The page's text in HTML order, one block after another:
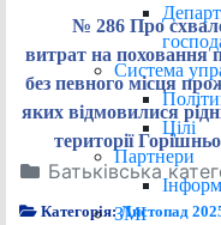
Система
Цілі
Партнери
ЗМІ
№ 286 Про
витрат на поховання
без певного місця
яких відмовилися
території
Батьківська
Категорія:Листопад